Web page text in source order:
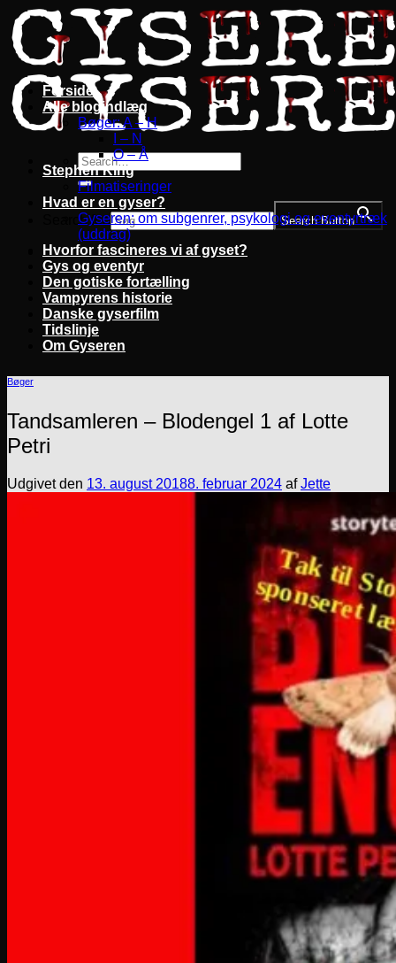
Fortsæt
til
indhold
Search for: Search Button
Forside
Alle blogindlæg
Bøger: A – H
I – N
O – Å
Stephen King
Filmatiseringer
Hvad er en gyser?
Gyseren: om subgenrer, psykologi og eventyrtræk
(uddrag)
Hvorfor fascineres vi af gyset?
Gys og eventyr
Den gotiske fortælling
Vampyrens historie
Danske gyserfilm
Tidslinje
Om Gyseren
Bøger
Tandsamleren – Blodengel 1 af Lotte
Petri
Udgivet den 13. august 20188. februar 2024 afJette